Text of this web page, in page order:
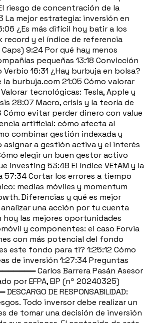
riesgo de concentración de la
La mejor estrategia: inversión en
¿Es más difícil hoy batir a los
record y el índice de referencia
Caps) 9:24 Por qué hay menos
pequeñas 13:18 Convicción
16:31 ¿Hay burbuja en bolsa?
burbuja.com 21:05 Cómo valorar
tecnológicas: Tesla, Apple y
28:07 Macro, crisis y la teoría de
Cómo evitar perder dinero con value
artificial: cómo afecta al
combinar gestión indexada y
asignar a gestión activa y el interés
elegir un buen gestor activo
investing 53:48 El índice VEtAM y la
Cortar los errores a tiempo
medias móviles y momentum
Diferencias y qué es mejor
analizar una acción por tu cuenta
hoy las mejores oportunidades
y componentes: el caso Forvia
con más potencial del fondo
este fondo para ti? 1:25:12 Cómo
de inversión 1:27:34 Preguntas
Carlos Barrera Pasán Asesor
por EFPA, EIP (nº 20240325)
DE RESPONSABILIDAD:
Todo inversor debe realizar un
de tomar una decisión de inversión